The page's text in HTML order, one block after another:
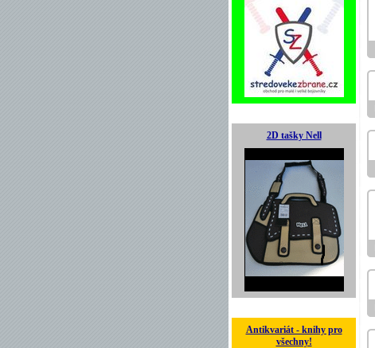
2D tašky Nell
Antikvariát - knihy pro
všechny!